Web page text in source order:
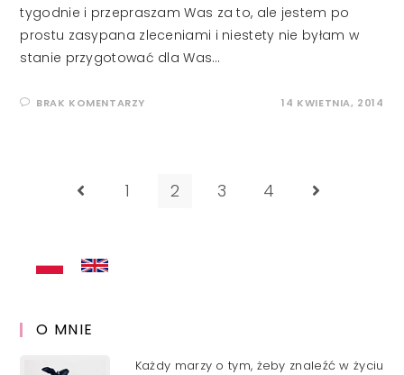
tygodnie i przepraszam Was za to, ale jestem po
prostu zasypana zleceniami i niestety nie byłam w
stanie przygotować dla Was…
BRAK KOMENTARZY 14 KWIETNIA, 2014
Go to the previous page
1 2 3 4 Go to the
O MNIE
Każdy marzy o tym, żeby znaleźć w życiu